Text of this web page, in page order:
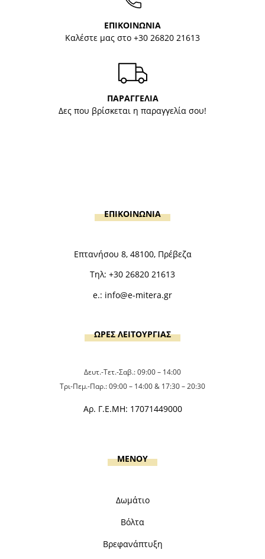
ΕΠΙΚΟΙΝΩΝΙΑ
Καλέστε μας στο +30 26820 21613
ΠΑΡΑΓΓΕΛΙΑ
Δες που βρίσκεται η παραγγελία σου!
ΕΠΙΚΟΙΝΩΝΙΑ
Επτανήσου 8, 48100, Πρέβεζα
Τηλ: +30 26820 21613
e.: info@e-mitera.gr
ΩΡΕΣ ΛΕΙΤΟΥΡΓΙΑΣ
Δευτ.-Τετ.-Σαβ.: 09:00 – 14:00
Τρι-Πεμ.-Παρ.: 09:00 – 14:00 & 17:30 – 20:30
Αρ. Γ.Ε.ΜΗ: 17071449000
MENOY
Δωμάτιο
Βόλτα
Βρεφανάπτυξη